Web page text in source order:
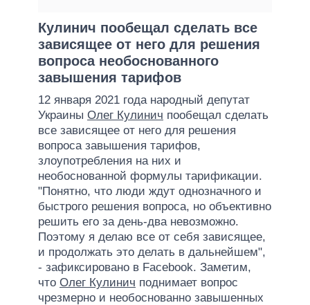
Кулинич пообещал сделать все
зависящее от него для решения
вопроса необоснованного
завышения тарифов
12 января 2021 года народный депутат
Украины Олег Кулинич пообещал сделать
все зависящее от него для решения
вопроса завышения тарифов,
злоупотребления на них и
необоснованной формулы тарификации.
"Понятно, что люди ждут однозначного и
быстрого решения вопроса, но объективно
решить его за день-два невозможно.
Поэтому я делаю все от себя зависящее,
и продолжать это делать в дальнейшем",
- зафиксировано в Facebook. Заметим,
что Олег Кулинич поднимает вопрос
чрезмерно и необоснованно завышенных